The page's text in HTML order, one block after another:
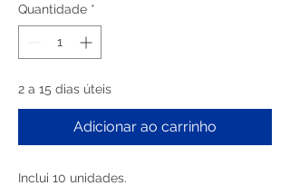
Quantidade *
2 a 15 dias úteis
Adicionar ao carrinho
Inclui 10 unidades.